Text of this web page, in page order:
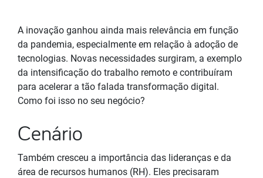
A inovação ganhou ainda mais relevância em função
da pandemia, especialmente em relação à adoção de
tecnologias. Novas necessidades surgiram, a exemplo
da intensificação do trabalho remoto e contribuíram
para acelerar a tão falada transformação digital.
Como foi isso no seu negócio?
Cenário
Também cresceu a importância das lideranças e da
área de recursos humanos (RH). Eles precisaram